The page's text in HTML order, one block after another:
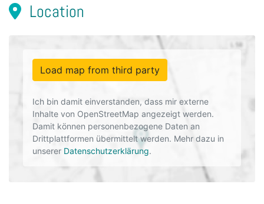
Location
Load map from third party
Ich bin damit einverstanden, dass mir externe
Inhalte von OpenStreetMap angezeigt werden.
Damit können personenbezogene Daten an
Drittplattformen übermittelt werden. Mehr dazu in
unserer Datenschutzerklärung.